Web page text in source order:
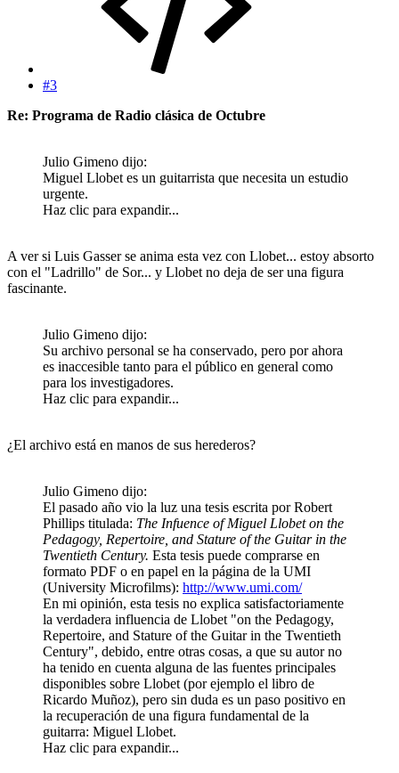
#3
Re: Programa de Radio clásica de Octubre
Julio Gimeno dijo:
Miguel Llobet es un guitarrista que necesita un estudio
urgente.
Haz clic para expandir...
A ver si Luis Gasser se anima esta vez con Llobet... estoy absorto
con el "Ladrillo" de Sor... y Llobet no deja de ser una figura
fascinante.
Julio Gimeno dijo:
Su archivo personal se ha conservado, pero por ahora
es inaccesible tanto para el público en general como
para los investigadores.
Haz clic para expandir...
¿El archivo está en manos de sus herederos?
Julio Gimeno dijo:
El pasado año vio la luz una tesis escrita por Robert
Phillips titulada: The Infuence of Miguel Llobet on the
Pedagogy, Repertoire, and Stature of the Guitar in the
Twentieth Century. Esta tesis puede comprarse en
formato PDF o en papel en la página de la UMI
(University Microfilms): http://www.umi.com/
En mi opinión, esta tesis no explica satisfactoriamente
la verdadera influencia de Llobet "on the Pedagogy,
Repertoire, and Stature of the Guitar in the Twentieth
Century", debido, entre otras cosas, a que su autor no
ha tenido en cuenta alguna de las fuentes principales
disponibles sobre Llobet (por ejemplo el libro de
Ricardo Muñoz), pero sin duda es un paso positivo en
la recuperación de una figura fundamental de la
guitarra: Miguel Llobet.
Haz clic para expandir...